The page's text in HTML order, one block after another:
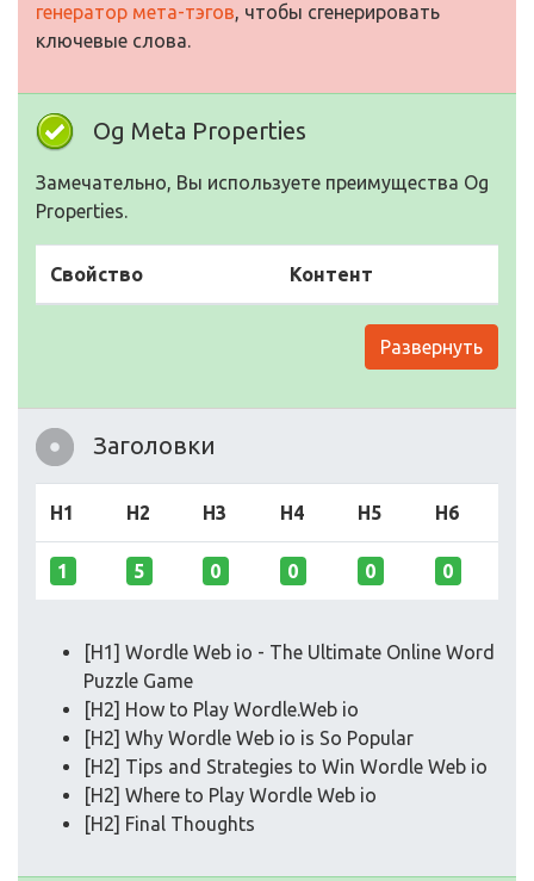
генератор мета-тэгов, чтобы сгенерировать
ключевые слова.
Og Meta Properties
Замечательно, Вы используете преимущества Og
Properties.
Свойство Контент
Развернуть
Заголовки
H1 H2 H3 H4 H5 H6
1 5 0 0 0 0
[H1] Wordle Web io - The Ultimate Online Word
Puzzle Game
[H2] How to Play Wordle.Web io
[H2] Why Wordle Web io is So Popular
[H2] Tips and Strategies to Win Wordle Web io
[H2] Where to Play Wordle Web io
[H2] Final Thoughts